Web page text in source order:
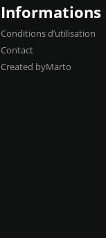
Informations
Conditions d’utilisation
Contact
Created byMarto